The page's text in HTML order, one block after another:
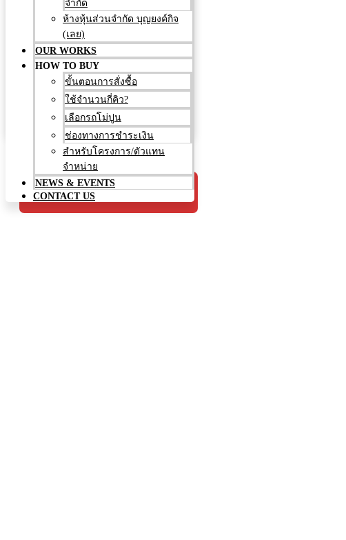
ขั้นตอนการสั่งซื้อ
ใช้จำนวนกี่คิว?
เลือกรถโม่ปูน
ช่องทางการชำระเงิน
สำหรับโครงการ/ตัวแทน
จำหน่าย
NEWS & EVENTS
CONTACT US
Facebook Line Envelope
081-7178834
จำกัด
ห้างหุ้นส่วนจำกัด บุญยงค์กิจ
(เลย)
OUR WORKS
HOW TO BUY
ขั้นตอนการสั่งซื้อ
ใช้จำนวนกี่คิว?
เลือกรถโม่ปูน
ช่องทางการชำระเงิน
สำหรับโครงการ/ตัวแทน
จำหน่าย
NEWS & EVENTS
CONTACT US